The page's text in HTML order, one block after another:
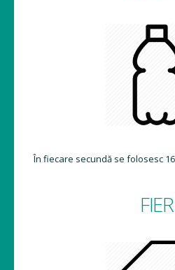
În fiecare secundă se folosesc
FIER